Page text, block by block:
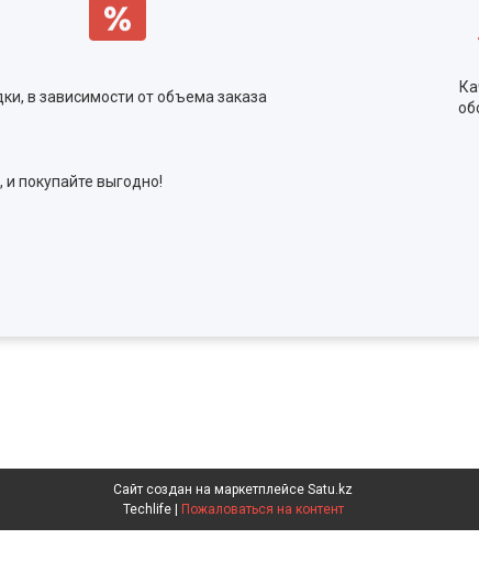
в зависимости от объема заказа
покупайте выгодно!
Сайт создан на маркетплейсе Satu.kz
Techlife | Пожаловаться на контент